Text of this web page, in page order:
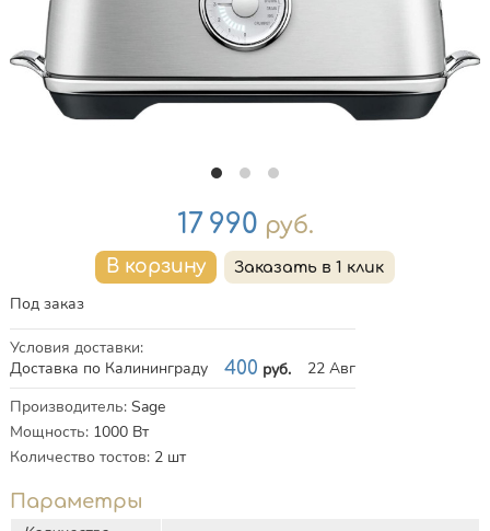
Цена
17 990 руб.
Под заказ
Условия доставки:
Доставка по Калининграду
400 руб.
22 Авг
Характеристики
Производитель: Sage
Мощность: 1000 Вт
Количество тостов: 2 шт
Параметры